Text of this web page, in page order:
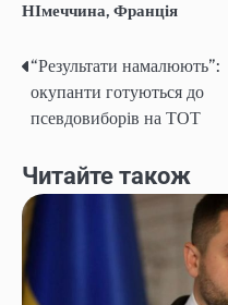
НІмеччина, Франція
Навігація
записів
“Результати намалюють”:
окупанти готуються до
псевдовиборів на ТОТ
Читайте також